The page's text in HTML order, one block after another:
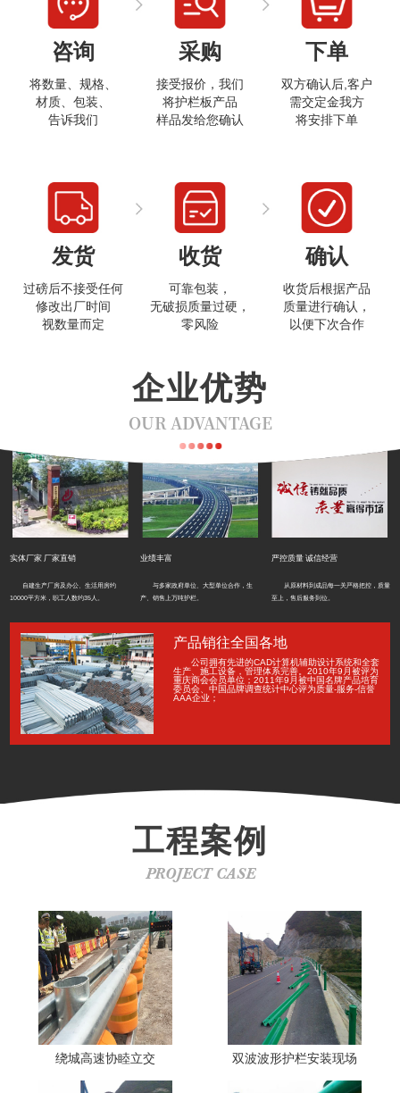
咨询
将数量、规格、
材质、包装、
告诉我们
采购
接受报价，我们
将护栏板产品
样品发给您确认
下单
双方确认后,客户
需交定金我方
将安排下单
发货
过磅后不接受任何
修改出厂时间
视数量而定
收货
可靠包装，
无破损质量过硬，
零风险
确认
收货后根据产品
质量进行确认，
以便下次合作
企业优势
OUR ADVANTAGE
实体厂家 厂家直销
自建生产厂房及办公、生活用房约
10000平方米，职工人数约35人。
业绩丰富
与多家政府单位、大型单位合作，生
产、销售上万吨护栏。
严控质量 诚信经营
从原材料到成品每一关严格把控，质量
至上，售后服务到位。
产品销往全国各地
公司拥有先进的CAD计算机辅助设计系统和全套
生产、施工设备，管理体系完善。2010年9月被评为
重庆商会会员单位；2011年9月被中国名牌产品培育
委员会、中国品牌调查统计中心评为质量-服务-信誉
AAA企业；
工程案例
PROJECT CASE
绕城高速协睦立交 双波波形护栏安装现场
打开微信